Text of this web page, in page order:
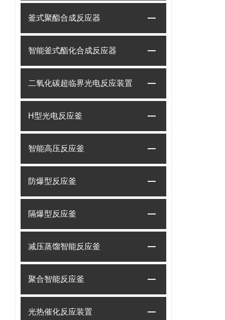
釜式聚酯合成反应器
智能釜式酯化合成反应器
二氧化碳超临界光电反应装置
H型光电反应釜
智能高压反应釜
防爆型反应釜
隔爆型反应釜
减压蒸馏智能反应釜
聚合智能反应釜
光热催化反应装置